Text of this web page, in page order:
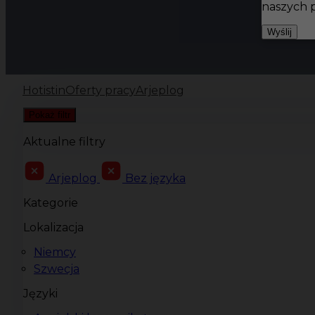
HotistinOferty pracyArjeplog
Pokaż filtr
Aktualne filtry
Arjeplog
Bez języka
Kategorie
Lokalizacja
Niemcy
Szwecja
Języki
naszych
Wyślij